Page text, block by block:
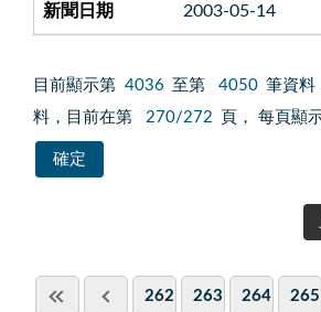
2003-05-14
目前顯示第 4036 至第 4050 筆資料
料，目前在第
270/272 頁， 每頁顯
262 263 264 265